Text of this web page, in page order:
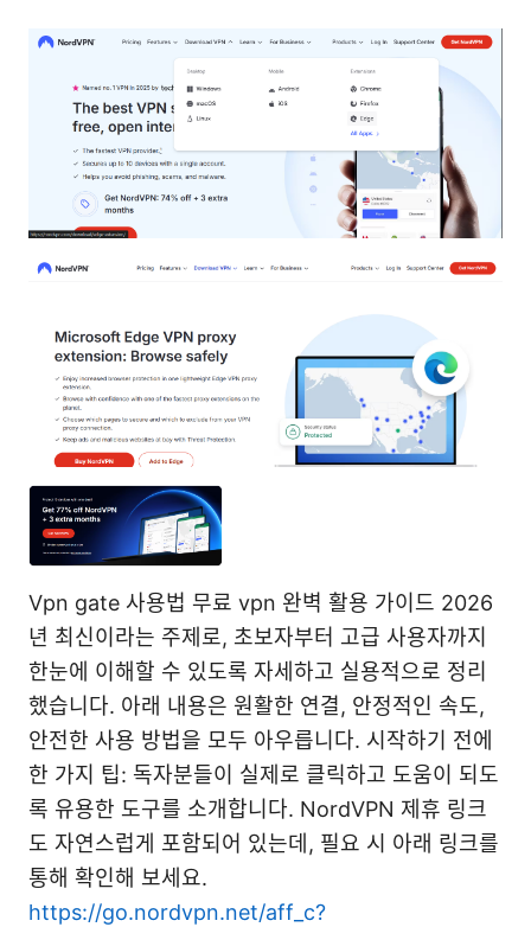
Vpn gate 사용법 무료 vpn 완벽 활용 가이드 2026
년 최신이라는 주제로, 초보자부터 고급 사용자까지
한눈에 이해할 수 있도록 자세하고 실용적으로 정리
했습니다. 아래 내용은 원활한 연결, 안정적인 속도,
안전한 사용 방법을 모두 아우릅니다. 시작하기 전에
한 가지 팁: 독자분들이 실제로 클릭하고 도움이 되도
록 유용한 도구를 소개합니다. NordVPN 제휴 링크
도 자연스럽게 포함되어 있는데, 필요 시 아래 링크를
통해 확인해 보세요.
https://go.nordvpn.net/aff_c?